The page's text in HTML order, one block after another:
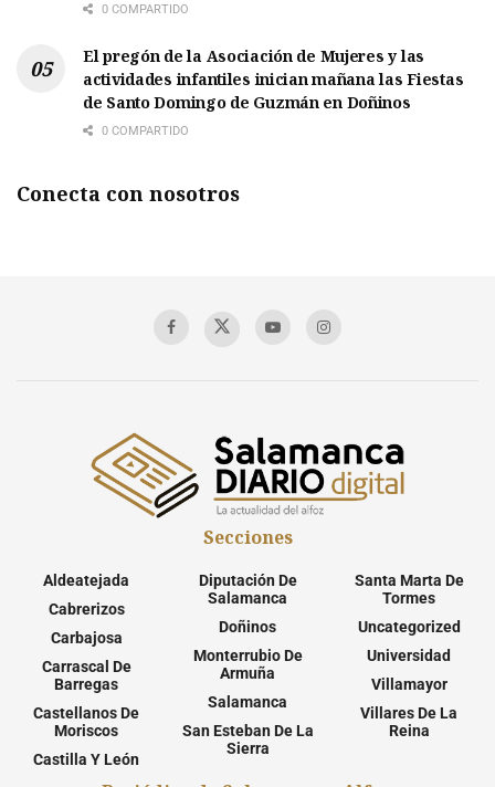
0 COMPARTIDO
El pregón de la Asociación de Mujeres y las
actividades infantiles inician mañana las Fiestas
de Santo Domingo de Guzmán en Doñinos
0 COMPARTIDO
Conecta con nosotros
Secciones
Aldeatejada
Cabrerizos
Carbajosa
Carrascal De
Barregas
Castellanos De
Moriscos
Castilla Y León
Diputación De
Salamanca
Doñinos
Monterrubio De
Armuña
Salamanca
San Esteban De La
Sierra
Santa Marta De
Tormes
Uncategorized
Universidad
Villamayor
Villares De La
Reina